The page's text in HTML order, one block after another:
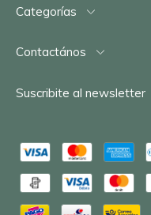
Categorías
Contactános
Suscribite al newsletter